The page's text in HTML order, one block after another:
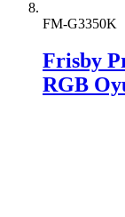
FM-G3350K
Frisby
RGB